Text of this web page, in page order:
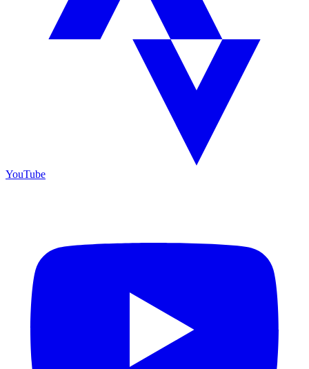
YouTube